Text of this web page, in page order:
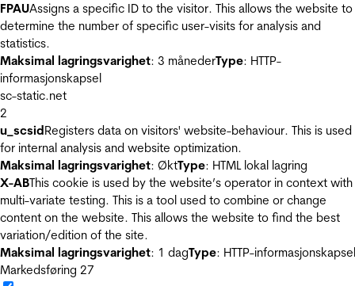
FPAUAssigns a specific ID to the visitor. This allows the website to
determine the number of specific user-visits for analysis and
statistics.
Maksimal lagringsvarighet: 3 månederType: HTTP-
informasjonskapsel
sc-static.net
2
u_scsidRegisters data on visitors' website-behaviour. This is used
for internal analysis and website optimization.
Maksimal lagringsvarighet: ØktType: HTML lokal lagring
X-ABThis cookie is used by the website’s operator in context with
multi-variate testing. This is a tool used to combine or change
content on the website. This allows the website to find the best
variation/edition of the site.
Maksimal lagringsvarighet: 1 dagType: HTTP-informasjonskapsel
Markedsføring 27